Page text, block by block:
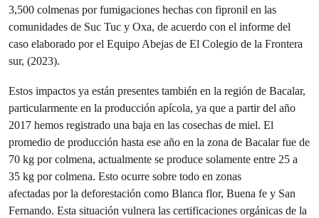
3,500 colmenas por fumigaciones hechas con fipronil en las
comunidades de Suc Tuc y Oxa, de acuerdo con el informe del
caso elaborado por el Equipo Abejas de El Colegio de la Frontera
sur, (2023).
Estos impactos ya están presentes también en la región de Bacalar,
particularmente en la producción apícola, ya que a partir del año
2017 hemos registrado una baja en las cosechas de miel. El
promedio de producción hasta ese año en la zona de Bacalar fue de
70 kg por colmena, actualmente se produce solamente entre 25 a
35 kg por colmena. Esto ocurre sobre todo en zonas
afectadas por la deforestación como Blanca flor, Buena fe y San
Fernando. Esta situación vulnera las certificaciones orgánicas de la